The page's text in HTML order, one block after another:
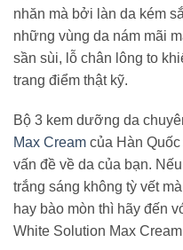
nhăn mà bởi làn da kém
những vùng da nám mãi
sần sùi, lỗ chân lông to
trang điểm thật kỹ.
Bộ 3 kem dưỡng da
Max Cream của Hàn
vấn đề về da của bạn.
trắng sáng không tỳ vết
hay bào mòn thì hãy đến
White Solution Max